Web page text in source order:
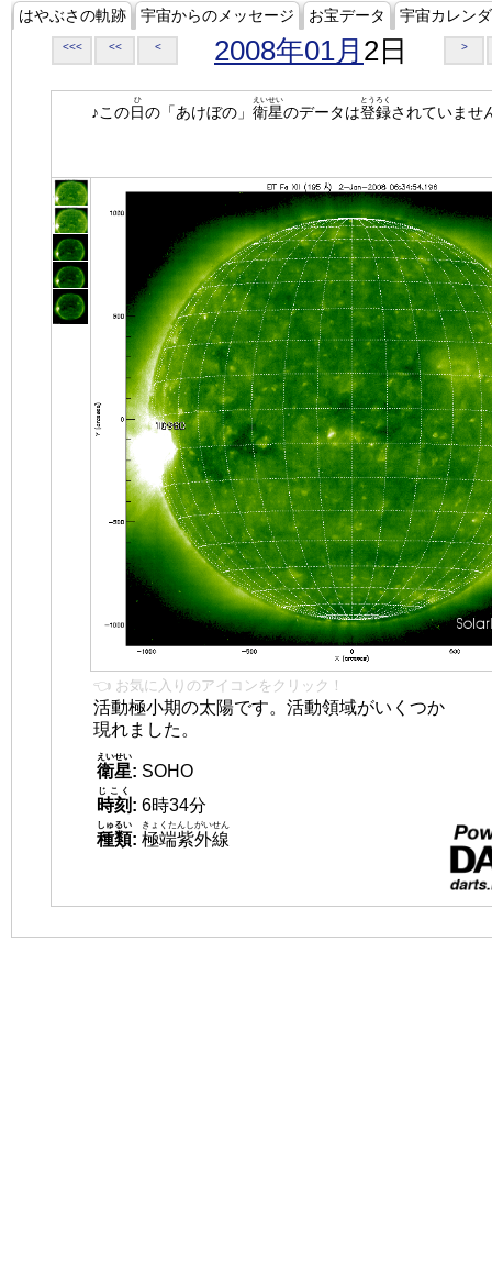
はやぶさの軌跡 宇宙からのメッセージ お宝データ 宇宙カレン
<<< << < 2008年01月 2日 >
♪この日
ひ
の「あけぼの」 衛星
えいせい
のデータは登録
とうろく
されていませ
👈 お気に入りのアイコンをクリック！
活動極小期の太陽です。活動領域がいくつか
現れました。
衛星
えいせい
: SOHO
時刻
じこく
: 6時34分
種類
しゅるい
: 極端紫外線
きょくたんしがいせん